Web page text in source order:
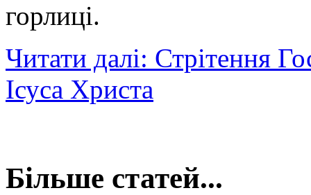
горлиці.
Читати далі: Стрітення
Ісуса Христа
Більше статей...